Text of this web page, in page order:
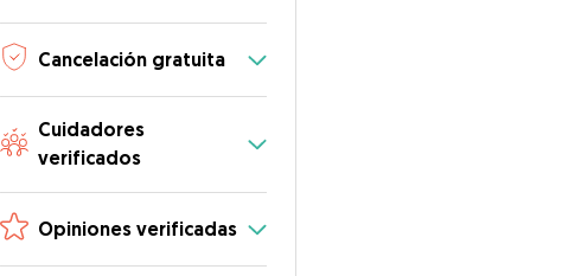
Cancelación gratuita
Cuidadores
verificados
Opiniones verificadas